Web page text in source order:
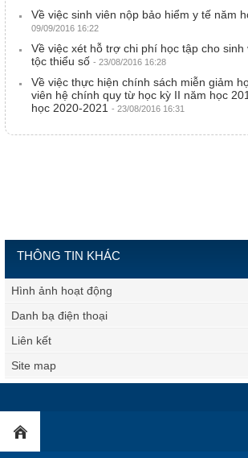
Về việc sinh viên nộp bảo hiểm y tế năm
09/09/2016 16:22
Về việc xét hỗ trợ chi phí học tập cho
tộc thiểu số - 23/08/2016 16:28
Về việc thực hiện chính sách miễn giảm
viên hệ chính quy từ học kỳ II năm học
học 2020-2021 - 23/08/2016 16:31
THÔNG TIN KHÁC
Hình ảnh hoạt động
Danh bạ điện thoại
Liên kết
Site map